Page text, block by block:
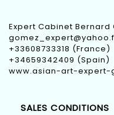
Expert Cabinet Bernard
+33608733318 (France)
+34659342409 (Spain)
www.asian-art-expert-
SALES CONDITIONS